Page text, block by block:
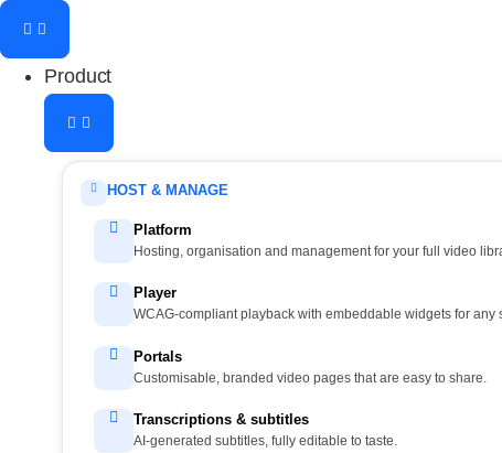
Product
HOST & MANAGE
Platform
Hosting, organisation and management for your full video
Player
WCAG-compliant playback with embeddable widgets for any
Portals
Customisable, branded video pages that are easy to share.
Transcriptions & subtitles
AI-generated subtitles, fully editable to taste.